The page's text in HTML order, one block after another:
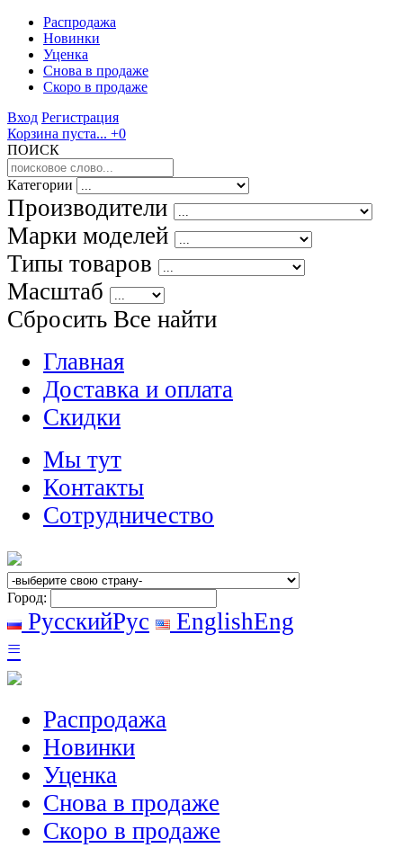
Распродажа
Новинки
Уценка
Снова в продаже
Скоро в продаже
Вход Регистрация
Корзина пуста... +0
ПОИСК
Категории
Производители
Марки моделей
Типы товаров
Масштаб
Сбросить Все найти
Главная
Доставка и оплата
Скидки
Мы тут
Контакты
Сотрудничество
Город:
РусскийРус EnglishEng
≡
Распродажа
Новинки
Уценка
Снова в продаже
Скоро в продаже